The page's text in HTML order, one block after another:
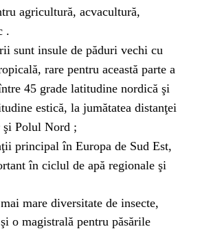
agricultură, acvacultură,
.
sunt insule de păduri vechi cu
rare pentru această parte a
45 grade latitudine nordică şi
estică, la jumătatea distanţei
şi Polul Nord ;
principal în Europa de Sud Est,
în ciclul de apă regionale şi
mare diversitate de insecte,
o magistrală pentru păsările